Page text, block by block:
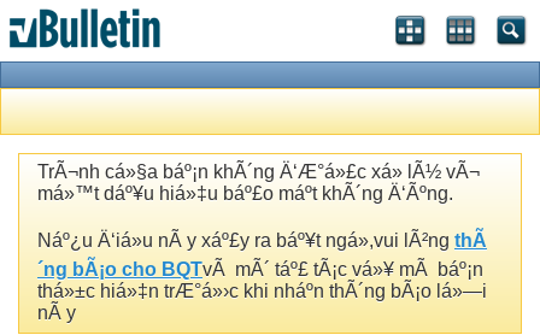
TrÃ¬nh cá»§a báº¡n khÃ´ng Ä‘Æ°á»£c xá»­ lÃ½ vÃ¬
má»™t dáº¥u hiá»‡u báº£o máº­t khÃ´ng Ä‘Ãºng.
Náº¿u Ä‘iá»u nÃ y xáº£y ra báº¥t ngá»,vui lÃ²ng thÃ
´ng bÃ¡o cho BQTvÃ mÃ´ táº£ tÃ¡c vá»¥ mÃ báº¡n
thá»±c hiá»‡n trÆ°á»›c khi nháº­n thÃ´ng bÃ¡o lá»—i
nÃ y